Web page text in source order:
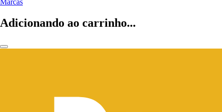
Marcas
Adicionando ao carrinho...